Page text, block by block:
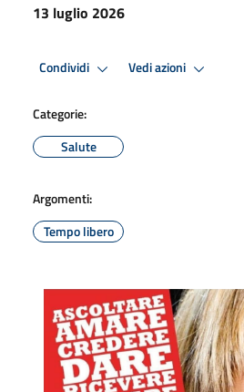
13 luglio 2026
Condividi Vedi azioni
Categorie:
Salute
Argomenti:
Tempo libero